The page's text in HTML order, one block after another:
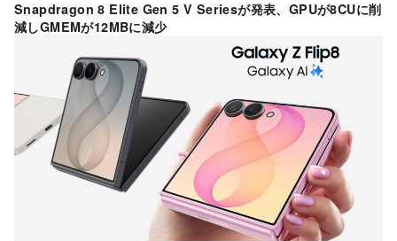
Snapdragon 8 Elite Gen 5 V Seriesが発表、GPUが8CUに削
減しGMEMが12MBに減少